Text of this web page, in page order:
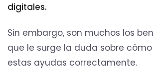
digitales.
Sin embargo, son muchos los
que le surge la duda sobre
estas ayudas correctamente.